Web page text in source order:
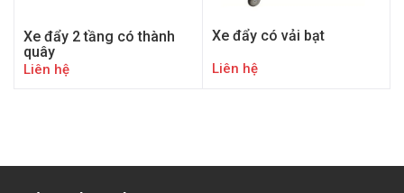
Xe đẩy 2 tầng có thành
quây
Liên hệ
Xe đẩy có vải bạt
Liên hệ